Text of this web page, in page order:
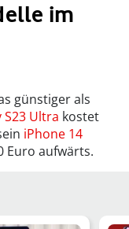
im
günstiger als
S23 Ultra kostet
iPhone 14
Euro aufwärts.